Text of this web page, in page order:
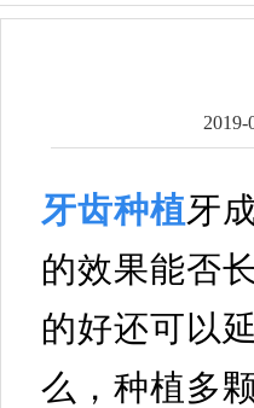
2019-
牙齿种植牙
的效果能否
的好还可以
么，种植多